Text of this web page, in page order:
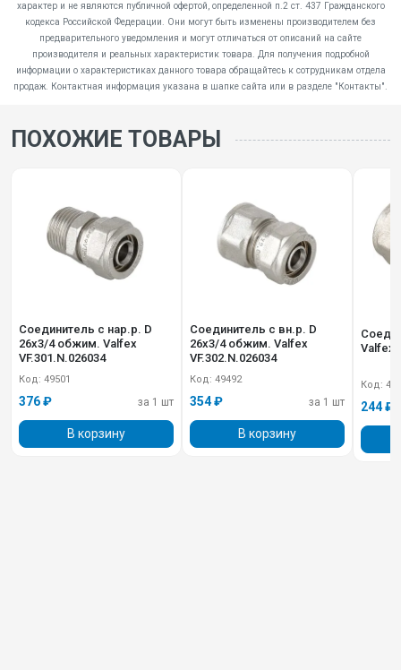
характер и не являются публичной офертой, определенной п.2 ст. 437 Гражданского
кодекса Российской Федерации. Они могут быть изменены производителем без
предварительного уведомления и могут отличаться от описаний на сайте
производителя и реальных характеристик товара. Для получения подробной
информации о характеристиках данного товара обращайтесь к сотрудникам отдела
продаж. Контактная информация указана в шапке сайта или в разделе "Контакты".
ПОХОЖИЕ ТОВАРЫ
Соединитель с нар.р. D
26х3/4 обжим. Valfex
VF.301.N.026034
Код: 49501
376 ₽ за 1 шт
В корзину
Соединитель с вн.р. D
26х3/4 обжим. Valfex
VF.302.N.026034
Код: 49492
354 ₽ за 1 шт
В корзину
Valfex
Код:
244 ₽